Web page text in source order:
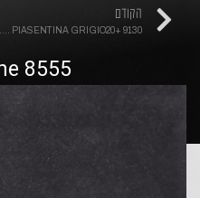
הקודם
PIET. PIASENTINA GRIGIO20+ 9130
8555